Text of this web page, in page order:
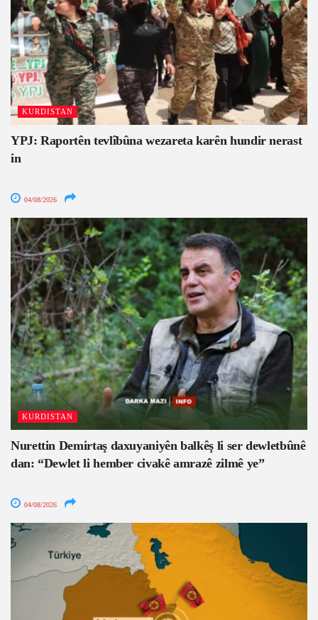
KURDISTAN
YPJ: Raportên tevlîbûna wezareta karên hundir nerast
in
04/08/2026
KURDISTAN
Nurettin Demirtaş daxuyaniyên balkêş li ser dewletbûnê
dan: “Dewlet li hember civakê amrazê zilmê ye”
04/08/2026